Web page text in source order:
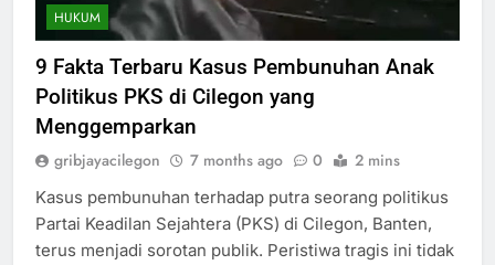
HUKUM
9 Fakta Terbaru Kasus Pembunuhan Anak
Politikus PKS di Cilegon yang
Menggemparkan
gribjayacilegon 7 months ago 0 2 mins
Kasus pembunuhan terhadap putra seorang politikus
Partai Keadilan Sejahtera (PKS) di Cilegon, Banten,
terus menjadi sorotan publik. Peristiwa tragis ini tidak